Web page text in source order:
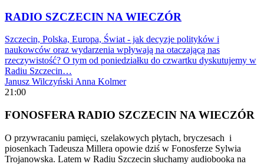
RADIO SZCZECIN NA WIECZÓR
Szczecin, Polska, Europa, Świat - jak decyzje polityków i
naukowców oraz wydarzenia wpływają na otaczającą nas
rzeczywistość? O tym od poniedziałku do czwartku dyskutujemy w
Radiu Szczecin…
Janusz WilczyńskiAnna Kolmer
21:00
FONOSFERA RADIO SZCZECIN NA WIECZÓR
O przywracaniu pamięci, szelakowych płytach, bryczesach i
piosenkach Tadeusza Millera opowie dziś w Fonosferze Sylwia
Trojanowska. Latem w Radiu Szczecin słuchamy audiobooka na